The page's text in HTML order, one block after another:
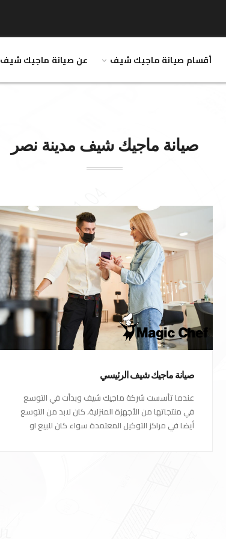
أقسام صيانة ماجيك شيف عن صيانة ماجيك شيف
صيانة ماجيك شيف مدينة نصر
صيانة ماجيك شيف الرئيسي
عندما تأسست شركة ماجيك شيف وبدأت في التوسع
في منتجاتها من الأجهزة المنزلية، كان لابد من التوسع
أيضا في مراكز التوكيل المعتمدة سواء كان للبيع او